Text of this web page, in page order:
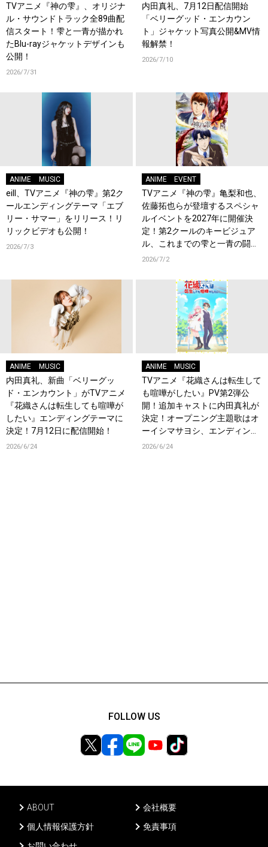
TVアニメ『神の雫』、オリジナ
ル・サウンドトラック全89曲配
信スタート！雫と一青が描かれ
たBlu-rayジャケットデザインも
公開！
2026/7/31
内田真礼、7月12日配信開始
「ベリーグッド・エンカウン
ト」ジャケット写真公開&MV情
報解禁！
2026/7/10
ANIME MUSIC
eill、TVアニメ『神の雫』第2ク
ールエンディングテーマ「エブ
リー・サマー」をリリース！リ
リックビデオも公開！
2026/7/3
ANIME EVENT
TVアニメ『神の雫』亀梨和也、
佐藤拓也らが登壇するスペシャ
ルイベントを2027年に開催決
定！第2クールのキービジュア
ル、これまでの雫と一青の闘い
を振り返る総集編も公開！
2026/7/2
ANIME MUSIC
内田真礼、新曲「ベリーグッ
ド・エンカウント」がTVアニメ
『花織さんは転生しても喧嘩が
したい』エンディングテーマに
決定！7月12日に配信開始！
2026/6/24
ANIME MUSIC
TVアニメ『花織さんは転生して
も喧嘩がしたい』PV第2弾公
開！追加キャストに内田真礼が
決定！オープニング主題歌はオ
ーイシマサヨシ、エンディング
主題歌は内田真礼が担当！
2026/6/24
ABOUT
会社概要
個人情報保護方針
免責事項
FOLLOW US